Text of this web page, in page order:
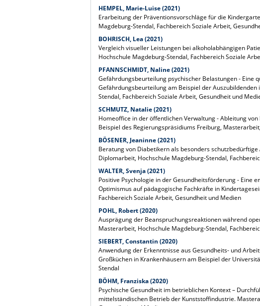
HEMPEL, Marie-Luise (2021)
Erarbeitung der Präventionsvorschläge für die
Magdeburg-Stendal, Fachbereich Soziale Arbeit,
BOHRISCH, Lea (2021)
Vergleich visueller Leistungen bei alkoholabhängigen
Hochschule Magdeburg-Stendal, Fachbereich Soziale
PFANNSCHMIDT, Naline (2021)
Gefährdungsbeurteilung psychischer Belastungen - Eine
Gefährdungsbeurteilung am Beispiel der
Stendal, Fachbereich Soziale Arbeit, Gesundheit und
SCHMUTZ, Natalie (2021)
Homeoffice in der öffentlichen Verwaltung - Ableitung
Beispiel des Regierungspräsidiums Freiburg,
BÖSENER, Jeaninne(2021)
Beratung von Diabetikern als besonders
Diplomarbeit, Hochschule Magdeburg-Stendal,
WALTER,Svenja(2021)
Positive Psychologie in der Gesundheitsförderung - Eine
Optimismus auf pädagogische Fachkräfte in
Fachbereich Soziale Arbeit, Gesundheit und Medien
POHL, Robert (2020)
Ausprägung der Beanspruchungsreaktionen während
Masterarbeit, Hochschule Magdeburg-Stendal,
SIEBERT, Constantin (2020)
Anwendung der Erkenntnisse aus Gesundheits- und
Großküchen in Krankenhäusern am Beispiel der
Stendal
BÖHM, Franziska (2020)
Psychische Gesundheit im betrieblichen Kontext –
mittelständischen Betrieb der Kunststoffindustrie.